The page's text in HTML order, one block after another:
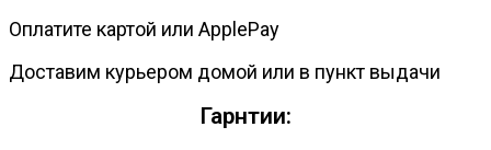
Оплатите картой или ApplePay
Доставим курьером домой или в пункт выдачи
Гарнтии: